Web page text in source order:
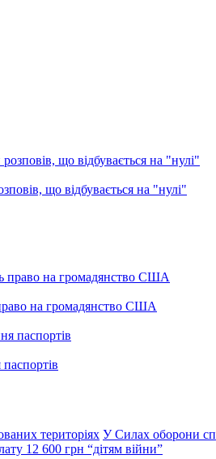
що відбувається на "нулі"
на громадянство США
територіях У Силах оборони
12 600 грн “дітям війни”